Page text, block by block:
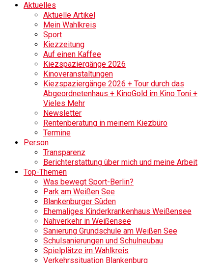
Aktuelles
Aktuelle Artikel
Mein Wahlkreis
Sport
Kiezzeitung
Auf einen Kaffee
Kiezspaziergänge 2026
Kinoveranstaltungen
Kiezspaziergänge 2026 + Tour durch das
Abgeordnetenhaus + KinoGold im Kino Toni +
Vieles Mehr
Newsletter
Rentenberatung in meinem Kiezbüro
Termine
Person
Transparenz
Berichterstattung über mich und meine Arbeit
Top-Themen
Was bewegt Sport-Berlin?
Park am Weißen See
Blankenburger Süden
Ehemaliges Kinderkrankenhaus Weißensee
Nahverkehr in Weißensee
Sanierung Grundschule am Weißen See
Schulsanierungen und Schulneubau
Spielplätze im Wahlkreis
Verkehrssituation Blankenburg